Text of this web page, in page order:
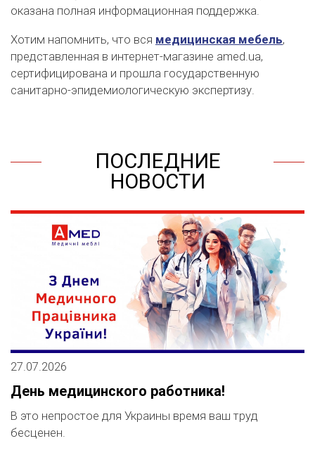
оказана полная информационная поддержка.
Хотим напомнить, что вся медицинская мебель,
представленная в интернет-магазине amed.ua,
сертифицирована и прошла государственную
санитарно-эпидемиологическую экспертизу.
ПОСЛЕДНИЕ
НОВОСТИ
27.07.2026
День медицинского работника!
В это непростое для Украины время ваш труд
бесценен.